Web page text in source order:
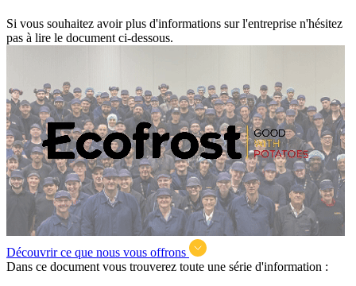
Si vous souhaitez avoir plus d'informations sur l'entreprise n'hésitez
pas à lire le document ci-dessous.
Découvrir ce que nous vous offrons
Dans ce document vous trouverez toute une série d'information :